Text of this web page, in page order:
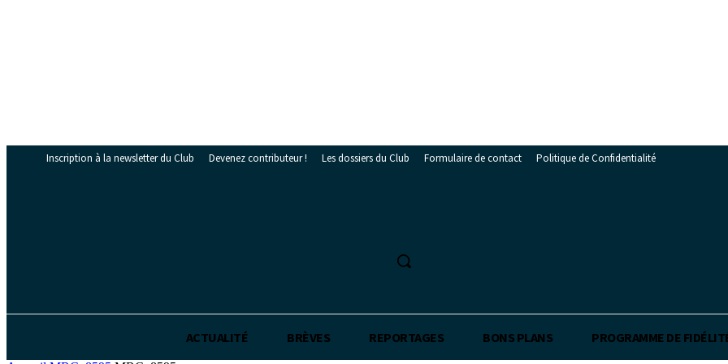
Inscription à la newsletter du Club Devenez contributeur ! Les dossiers du Club Formulaire de contact Politique de Confidentialité
ACTUALITÉ BRÈVES REPORTAGES BONS PLANS PROGRAMME DE